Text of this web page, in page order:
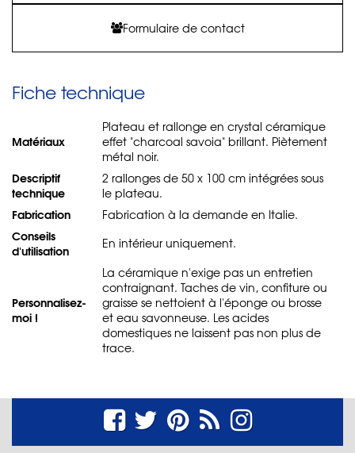
Formulaire de contact
Fiche technique
Matériaux
Plateau et rallonge en crystal céramique
effet "charcoal savoia" brillant. Piètement
métal noir.
Descriptif
technique
2 rallonges de 50 x 100 cm intégrées sous
le plateau.
Fabrication Fabrication à la demande en Italie.
Conseils
d'utilisation
En intérieur uniquement.
Personnalisez-
moi !
La céramique n'exige pas un entretien
contraignant. Taches de vin, confiture ou
graisse se nettoient à l'éponge ou brosse
et eau savonneuse. Les acides
domestiques ne laissent pas non plus de
trace.